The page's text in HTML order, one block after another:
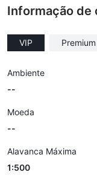
Informação de
VIP Premium
Ambiente
--
Moeda
--
Alavanca Máxima
1:500